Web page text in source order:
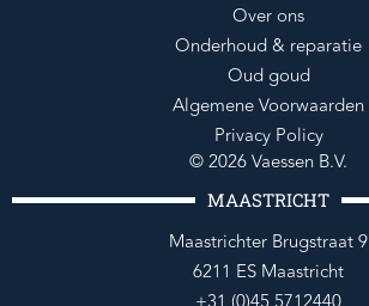
Over ons
Onderhoud & reparatie
Oud goud
Algemene Voorwaarden
Privacy Policy
© 2026 Vaessen B.V.
MAASTRICHT
Maastrichter Brugstraat 9
6211 ES Maastricht